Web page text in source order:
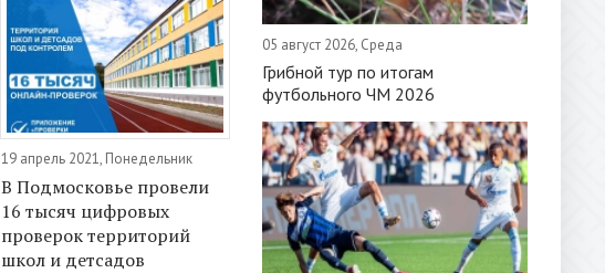
19 апрель 2021, Понедельник
В Подмосковье провели
16 тысяч цифровых
проверок территорий
школ и детсадов
05 август 2026, Среда
Грибной тур по итогам
футбольного ЧМ 2026